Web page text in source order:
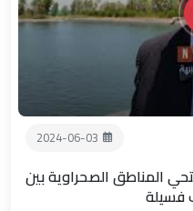
2024-06-03
المناطق الصحراوية بين